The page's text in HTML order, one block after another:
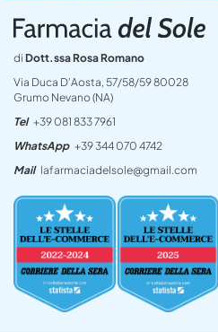
di Dott.ssa Rosa Romano
Via Duca D’Aosta, 57/58/59 80028
Grumo Nevano (NA)
Tel +39 081 833 7961
WhatsApp +39 344 070 4742
Mail lafarmaciadelsole@gmail.com